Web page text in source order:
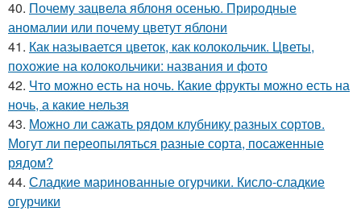
40. Почему зацвела яблоня осенью. Природные
аномалии или почему цветут яблони
41. Как называется цветок, как колокольчик. Цветы,
похожие на колокольчики: названия и фото
42. Что можно есть на ночь. Какие фрукты можно есть на
ночь, а какие нельзя
43. Можно ли сажать рядом клубнику разных сортов.
Могут ли переопыляться разные сорта, посаженные
рядом?
44. Сладкие маринованные огурчики. Кисло-сладкие
огурчики